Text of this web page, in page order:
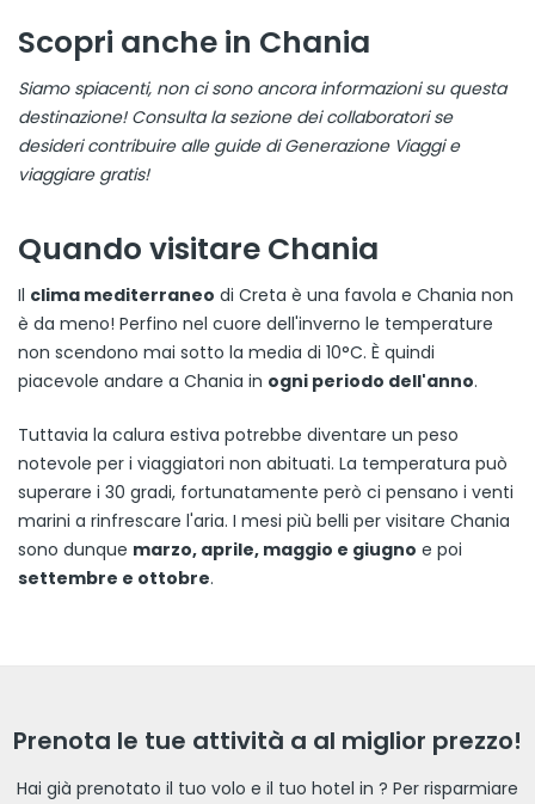
Scopri anche in Chania
Siamo spiacenti, non ci sono ancora informazioni su questa
destinazione! Consulta la sezione dei collaboratori se
desideri contribuire alle guide di Generazione Viaggi e
viaggiare gratis!
Quando visitare Chania
Il clima mediterraneo di Creta è una favola e Chania non
è da meno! Perfino nel cuore dell'inverno le temperature
non scendono mai sotto la media di 10°C. È quindi
piacevole andare a Chania in ogni periodo dell'anno.
Tuttavia la calura estiva potrebbe diventare un peso
notevole per i viaggiatori non abituati. La temperatura può
superare i 30 gradi, fortunatamente però ci pensano i venti
marini a rinfrescare l'aria. I mesi più belli per visitare Chania
sono dunque marzo, aprile, maggio e giugno e poi
settembre e ottobre.
Prenota le tue attività a al miglior prezzo!
Hai già prenotato il tuo volo e il tuo hotel in ? Per risparmiare